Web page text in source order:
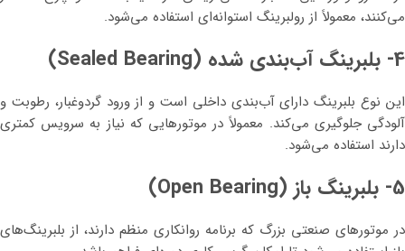
می‌کنند، معمولاً از رولبرینگ استوانه‌ای استفاده می‌شود.
4- بلبرینگ آب‌بندی شده (Sealed Bearing)
این نوع بلبرینگ دارای آب‌بندی داخلی است و از ورود گردوغبار، رطوبت و
آلودگی جلوگیری می‌کند. معمولاً در موتورهایی که نیاز به سرویس کمتری
دارند استفاده می‌شود.
5- بلبرینگ باز (Open Bearing)
در موتورهای صنعتی بزرگ که برنامه روانکاری منظم دارند، از بلبرینگ‌های